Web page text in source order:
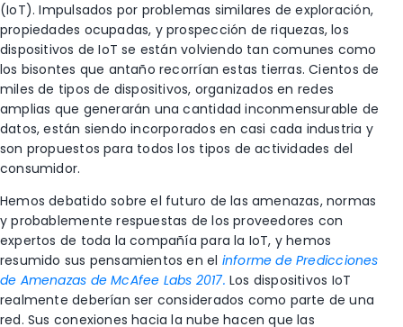
(IoT). Impulsados por problemas similares de exploración,
propiedades ocupadas, y prospección de riquezas, los
dispositivos de IoT se están volviendo tan comunes como
los bisontes que antaño recorrían estas tierras. Cientos de
miles de tipos de dispositivos, organizados en redes
amplias que generarán una cantidad inconmensurable de
datos, están siendo incorporados en casi cada industria y
son propuestos para todos los tipos de actividades del
consumidor.
Hemos debatido sobre el futuro de las amenazas, normas
y probablemente respuestas de los proveedores con
expertos de toda la compañía para la IoT, y hemos
resumido sus pensamientos en el informe de Predicciones
de Amenazas de McAfee Labs 2017. Los dispositivos IoT
realmente deberían ser considerados como parte de una
red. Sus conexiones hacia la nube hacen que las